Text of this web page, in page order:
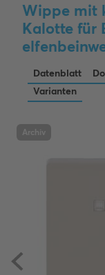
Wippe mit
Kalotte für
Datenblatt
Varianten
Archiv